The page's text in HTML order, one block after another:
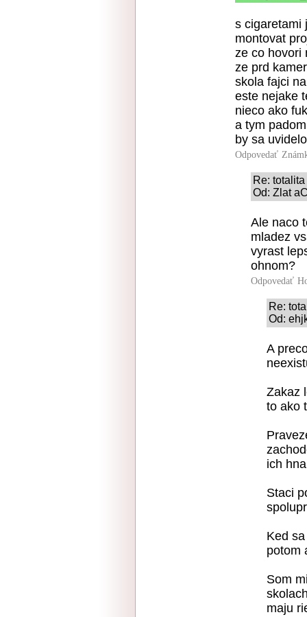
s cigaretami
montovat
ze co hovori
ze prd
skola fajci
este nejake
nieco ako
a tym
by sa
Odpovedať
Re: totalita
Od: Zlat
Ale naco
mladez
vyrast
ohnom?
Odpovedať
Re:
Od:
A
Zakaz
to ako
ich
Staci
Ked
potom
Som
maju